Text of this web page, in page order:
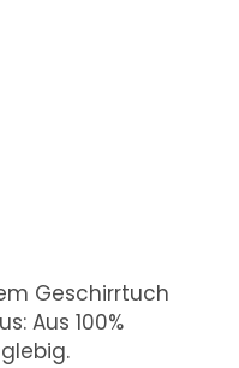
Geschirrtuch
Aus 100%